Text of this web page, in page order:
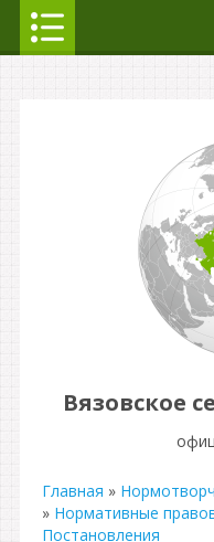
Вязовское
Главная »
» Нормативные
Постановления